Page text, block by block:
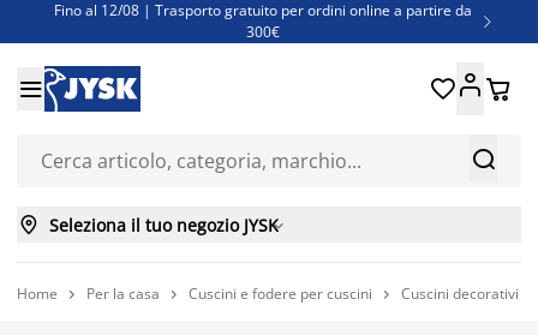
Fino al 12/08 | Trasporto gratuito per ordini online a partire da
300€

Super offerte d'estate | Oltre 1.500 articoli fino al 70%
Finanziamenti - Scegli il piano di rimborso più adatto a te


 
 Seleziona il tuo negozio JYSK
Home  Per la casa  Cuscini e fodere per cuscini  Cuscini decorativi